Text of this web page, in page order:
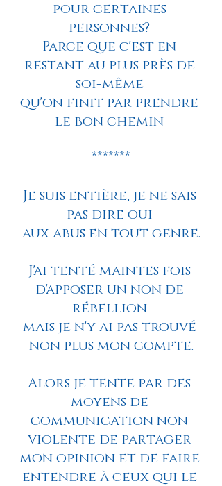
pour certaines
personnes?
Parce que c'est en
restant au plus près de
soi-même
qu'on finit par prendre
le bon chemin
*******
Je suis entière, je ne sais
pas dire oui
aux abus en tout genre.
J'ai tenté maintes fois
d'apposer un non de
rébellion
mais je n'y ai pas trouvé
non plus mon compte.
Alors je tente par des
moyens de
communication non
violente de partager
mon opinion et de faire
entendre à ceux qui le